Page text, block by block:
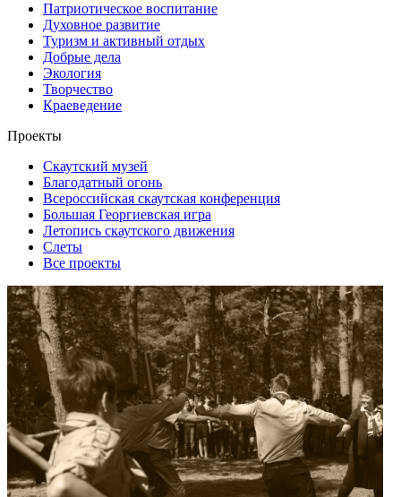
Патриотическое воспитание
Духовное развитие
Туризм и активный отдых
Добрые дела
Экология
Творчество
Краеведение
Проекты
Скаутский музей
Благодатный огонь
Всероссийская скаутская конференция
Большая Георгиевская игра
Летопись скаутского движения
Слеты
Все проекты